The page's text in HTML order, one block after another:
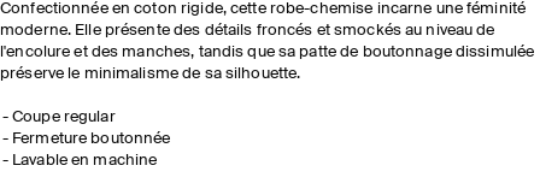
Confectionnée en coton rigide, cette robe-chemise incarne une féminité
moderne. Elle présente des détails froncés et smockés au niveau de
l'encolure et des manches, tandis que sa patte de boutonnage dissimulée
préserve le minimalisme de sa silhouette.
Coupe regular
Fermeture boutonnée
Lavable en machine